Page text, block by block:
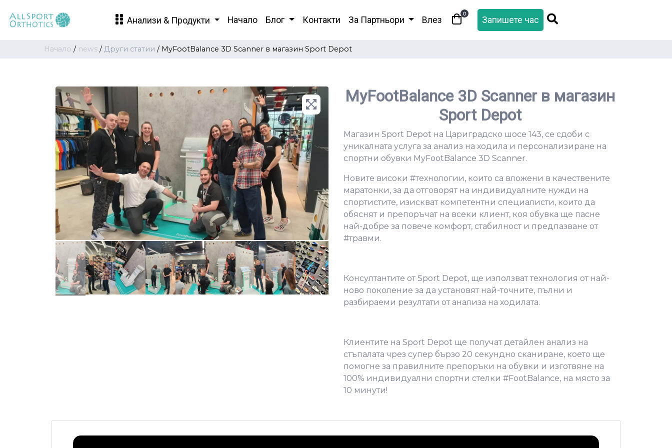
Анализи & Продукти Начало Блог Контакти За Партньори Влез
0
Запишете час
Начало / news / Други статии / MyFootBalance 3D Scanner в магазин Sport Depot
MyFootBalance 3D Scanner в магазин
Sport Depot
Магазин Sport Depot на Цариградско шосе 143, се сдоби с
уникалната услуга за анализ на ходила и персонализиране на
спортни обувки MyFootBalance 3D Scanner.
Новите високи #технологии, които са вложени в качествените
маратонки, за да отговорят на индивидуалните нужди на
спортистите, изискват компетентни специалисти, които да
обяснят и препоръчат на всеки клиент, коя обувка ще пасне
най-добре за повече комфорт, стабилност и предпазване от
#травми.
Консултантите от Sport Depot, ще използват технология от най-
ново поколение за да установят най-точните, пълни и
разбираеми резултати от анализа на ходилата.
Клиентите на Sport Depot ще получат детайлен анализ на
стъпалата чрез супер бързо 20 секундно сканиране, което ще
помогне за правилните препоръки на обувки и изготвяне на
100% индивидуални спортни стелки #FootBalance, на място за
10 минути!